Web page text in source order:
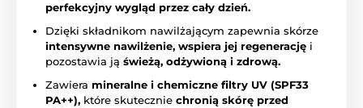
perfekcyjny wygląd przez cały dzień.
Dzięki składnikom nawilżającym zapewnia skórze
intensywne nawilżenie, wspiera jej regenerację i
pozostawia ją świeżą, odżywioną i zdrową.
Zawiera mineralne i chemiczne filtry UV (SPF33
PA++), które skutecznie chronią skórę przed